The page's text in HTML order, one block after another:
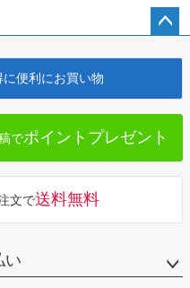
へ
便利にお買い物
でポイントプレゼント
文で送料無料
い